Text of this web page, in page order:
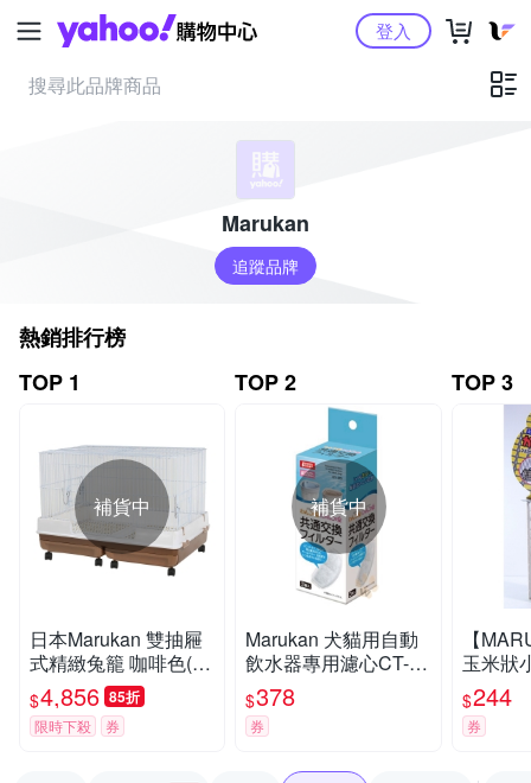
Yahoo購物中心登入
Marukan
追蹤品牌
熱銷排行榜
TOP 1
補貨中
日本Marukan 雙抽屜
式精緻兔籠 咖啡色(M
R-999)
$4,856 85折
限時下殺 券
TOP 2
補貨中
Marukan 犬貓用自動
飲水器專用濾心CT-27
$378
券
TOP 3
【
玉米狀
(MR-
$244
券